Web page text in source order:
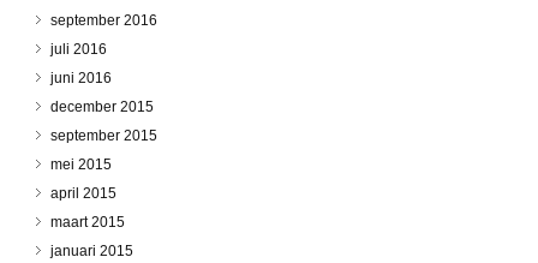
september 2016
juli 2016
juni 2016
december 2015
september 2015
mei 2015
april 2015
maart 2015
januari 2015